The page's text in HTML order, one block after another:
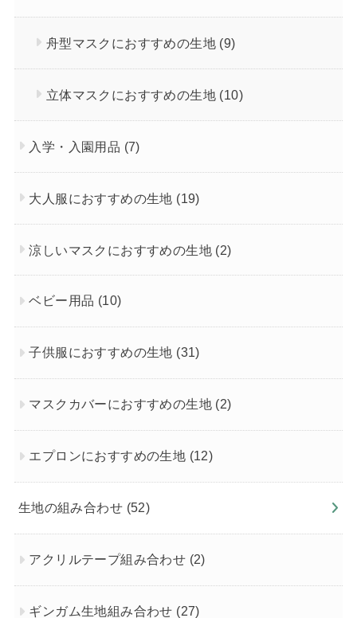
舟型マスクにおすすめの生地 (9)
立体マスクにおすすめの生地 (10)
入学・入園用品 (7)
大人服におすすめの生地 (19)
涼しいマスクにおすすめの生地 (2)
ベビー用品 (10)
子供服におすすめの生地 (31)
マスクカバーにおすすめの生地 (2)
エプロンにおすすめの生地 (12)
生地の組み合わせ (52)
アクリルテープ組み合わせ (2)
ギンガム生地組み合わせ (27)